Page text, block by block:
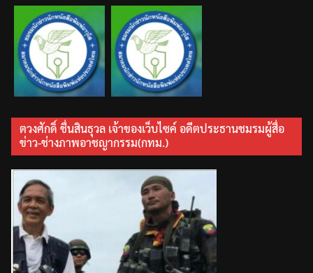
ตวงศักดิ์ ชื่นสินธุวล เจ้าของเว็บไซค์ อดีตประธานชมรมผู้สื่อ
ข่าว-ช่างภาพอาชญากรรม(กทม.)